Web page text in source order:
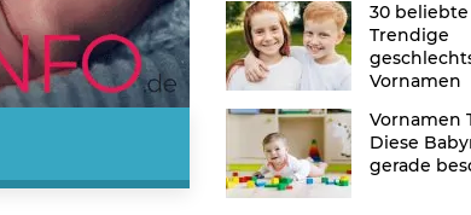
30
Trendige
Vornamen
Vornamen
Diese
gerade